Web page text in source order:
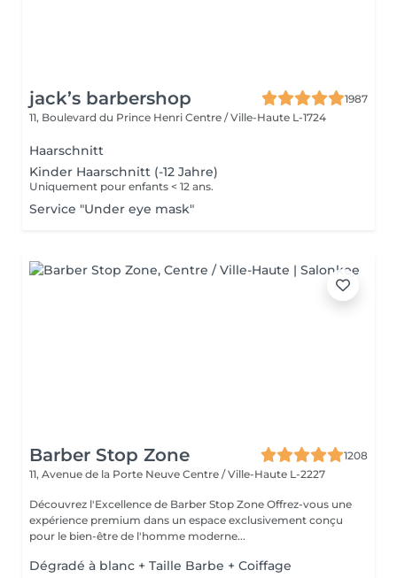
jack’s barbershop
1987
11, Boulevard du Prince Henri Centre / Ville-Haute L-1724
Haarschnitt
Kinder Haarschnitt (-12 Jahre)
Uniquement pour enfants < 12 ans.
Service "Under eye mask"
Barber Stop Zone
1208
11, Avenue de la Porte Neuve Centre / Ville-Haute L-2227
Découvrez l'Excellence de Barber Stop Zone Offrez-vous une
expérience premium dans un espace exclusivement conçu
pour le bien-être de l'homme moderne...
Dégradé à blanc + Taille Barbe + Coiffage